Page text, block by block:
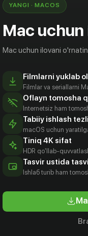
16 +
Sotib
YANGI · MACOS
Mac uchun
Mac uchun ilovani
Filmlarni yuklab
Filmlar va seriallarni
Oflayn tomosha
Internetsiz ham
Tabiiy ishlash
macOS uchun
Tiniq 4K sifat
HDR qo'llab-
Tasvir ustida
Ishlаб turib ham